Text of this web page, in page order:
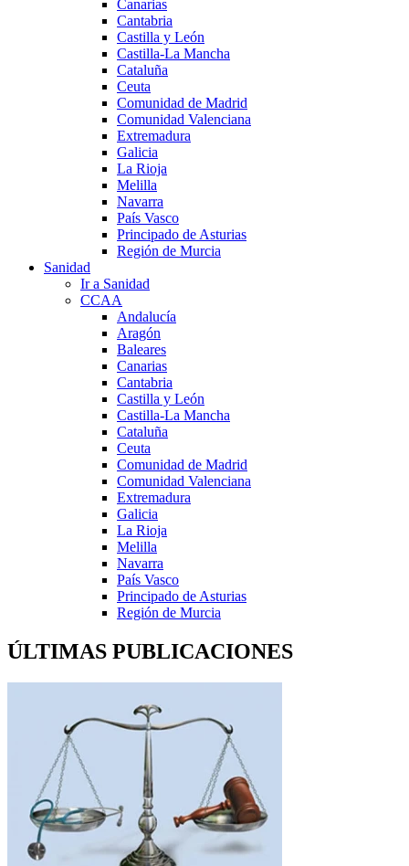
Canarias
Cantabria
Castilla y León
Castilla-La Mancha
Cataluña
Ceuta
Comunidad de Madrid
Comunidad Valenciana
Extremadura
Galicia
La Rioja
Melilla
Navarra
País Vasco
Principado de Asturias
Región de Murcia
Sanidad
Ir a Sanidad
CCAA
Andalucía
Aragón
Baleares
Canarias
Cantabria
Castilla y León
Castilla-La Mancha
Cataluña
Ceuta
Comunidad de Madrid
Comunidad Valenciana
Extremadura
Galicia
La Rioja
Melilla
Navarra
País Vasco
Principado de Asturias
Región de Murcia
ÚLTIMAS PUBLICACIONES